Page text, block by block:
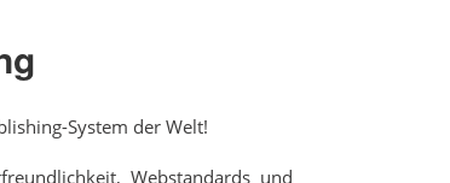
System der Welt!
Webstandards und